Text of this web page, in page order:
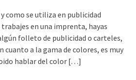
y como se utiliza en publicidad
trabajes en una imprenta, hayas
folleto de publicidad o carteles,
cuanto a la gama de colores, es muy
hablar del color […]